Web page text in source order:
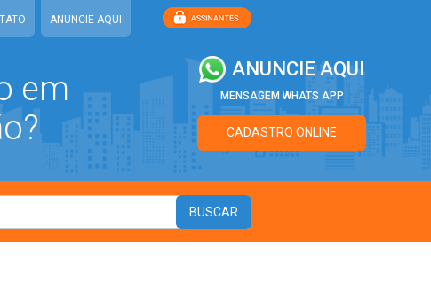
ANUNCIE AQUI
em
ANUNCIE AQUI
MENSAGEM WHATS APP
CADASTRO ONLINE